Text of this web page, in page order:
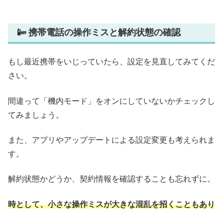
📴 携帯電話の操作ミスと解約状態の確認
もし最近携帯をいじっていたら、設定を見直してみてくだ
さい。
間違って「機内モード」をオンにしていないかチェックし
てみましょう。
また、アプリやアップデートによる設定変更も考えられま
す。
解約状態かどうか、契約情報を確認することも忘れずに。
時として、小さな操作ミスが大きな混乱を招くこともあり